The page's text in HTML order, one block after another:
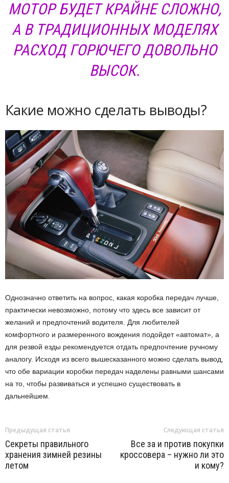
МОТОР БУДЕТ КРАЙНЕ СЛОЖНО,
А В ТРАДИЦИОННЫХ МОДЕЛЯХ
РАСХОД ГОРЮЧЕГО ДОВОЛЬНО
ВЫСОК.
Какие можно сделать выводы?
Однозначно ответить на вопрос, какая коробка передач лучше,
практически невозможно, потому что здесь все зависит от
желаний и предпочтений водителя. Для любителей
комфортного и размеренного вождения подойдет «автомат», а
для резвой езды рекомендуется отдать предпочтение ручному
аналогу. Исходя из всего вышесказанного можно сделать вывод,
что обе вариации коробки передач наделены равными шансами
на то, чтобы развиваться и успешно существовать в
дальнейшем.
Предыдущая статья
Секреты правильного
хранения зимней резины
летом
Следующая статья
Все за и против покупки
кроссовера – нужно ли это
и кому?